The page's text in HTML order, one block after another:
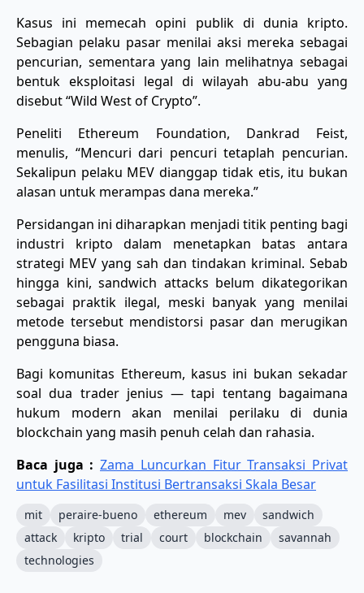
Kasus ini memecah opini publik di dunia kripto.
Sebagian pelaku pasar menilai aksi mereka sebagai
pencurian, sementara yang lain melihatnya sebagai
bentuk eksploitasi legal di wilayah abu-abu yang
disebut “Wild West of Crypto”.
Peneliti Ethereum Foundation, Dankrad Feist,
menulis, “Mencuri dari pencuri tetaplah pencurian.
Sekalipun pelaku MEV dianggap tidak etis, itu bukan
alasan untuk merampas dana mereka.”
Persidangan ini diharapkan menjadi titik penting bagi
industri kripto dalam menetapkan batas antara
strategi MEV yang sah dan tindakan kriminal. Sebab
hingga kini, sandwich attacks belum dikategorikan
sebagai praktik ilegal, meski banyak yang menilai
metode tersebut mendistorsi pasar dan merugikan
pengguna biasa.
Bagi komunitas Ethereum, kasus ini bukan sekadar
soal dua trader jenius — tapi tentang bagaimana
hukum modern akan menilai perilaku di dunia
blockchain yang masih penuh celah dan rahasia.
Baca juga :Zama Luncurkan Fitur Transaksi Privat
untuk Fasilitasi Institusi Bertransaksi Skala Besar
mit peraire-bueno ethereum mev
sandwich
attack
kripto trial court blockchain
savannah
technologies